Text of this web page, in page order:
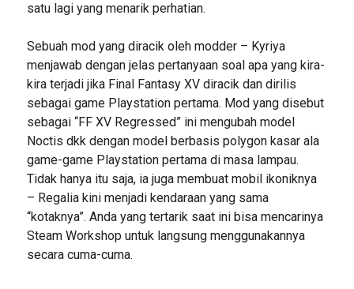
satu lagi yang menarik perhatian.
Sebuah mod yang diracik oleh modder – Kyriya
menjawab dengan jelas pertanyaan soal apa yang kira-
kira terjadi jika Final Fantasy XV diracik dan dirilis
sebagai game Playstation pertama. Mod yang disebut
sebagai “FF XV Regressed” ini mengubah model
Noctis dkk dengan model berbasis polygon kasar ala
game-game Playstation pertama di masa lampau.
Tidak hanya itu saja, ia juga membuat mobil ikoniknya
– Regalia kini menjadi kendaraan yang sama
“kotaknya”. Anda yang tertarik saat ini bisa mencarinya
Steam Workshop untuk langsung menggunakannya
secara cuma-cuma.